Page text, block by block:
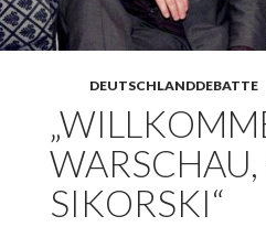
DEUTSCHLANDDEBATTE
WARSCHAU,
SIKORSKI“